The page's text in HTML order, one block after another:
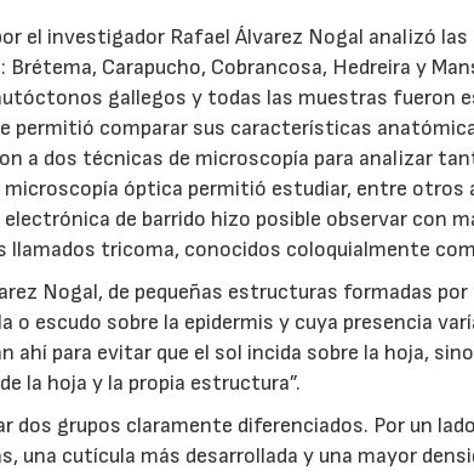
el investigador Rafael Álvarez Nogal analizó
Carapucho, Cobrancosa, Hedreira y
gallegos y todas las muestras fueron
permitió comparar sus características
a dos técnicas de microscopía para analizar
microscopía óptica permitió estudiar, entre otros
de barrido hizo posible observar con
tricoma, conocidos coloquialmente
Nogal, de pequeñas estructuras formadas por
o escudo sobre la epidermis y cuya presencia
ahí para evitar que el sol incida sobre la hoja,
la hoja y la propia estructura”.
dos grupos claramente diferenciados. Por un
una cutícula más desarrollada y una mayor